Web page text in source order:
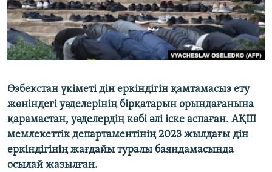
Өзбекстан үкіметі дін еркіндігін қамтамасыз ету
жөніндегі уәделерінің бірқатарын орындағанына
қарамастан, уәделердің көбі әлі іске аспаған. АҚШ
мемлекеттік департаментінің 2023 жылдағы дін
еркіндігінің жағдайы туралы баяндамасында
осылай жазылған.